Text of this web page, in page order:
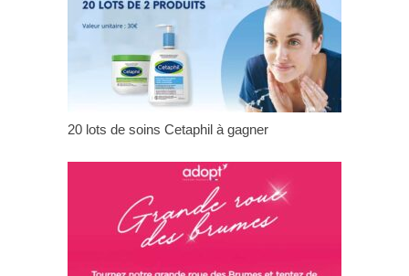
20 lots de soins Cetaphil à gagner